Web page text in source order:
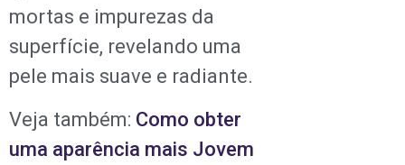
mortas e impurezas da
superfície, revelando uma
pele mais suave e radiante.
Veja também: Como obter
uma aparência mais Jovem